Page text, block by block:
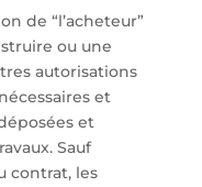
de “l’acheteur”
ou une
autorisations
et
et
Sauf
contrat, les